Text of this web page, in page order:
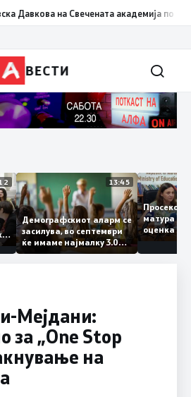
на Свечената академија по повод
ВЕСТИ
14:12 13:45
Демографскиот аларм се
засилува, во септември
ќе имаме најмалку 3.000
првачиња помалку
матура
оценка
Мејдани:
за „One Stop
на